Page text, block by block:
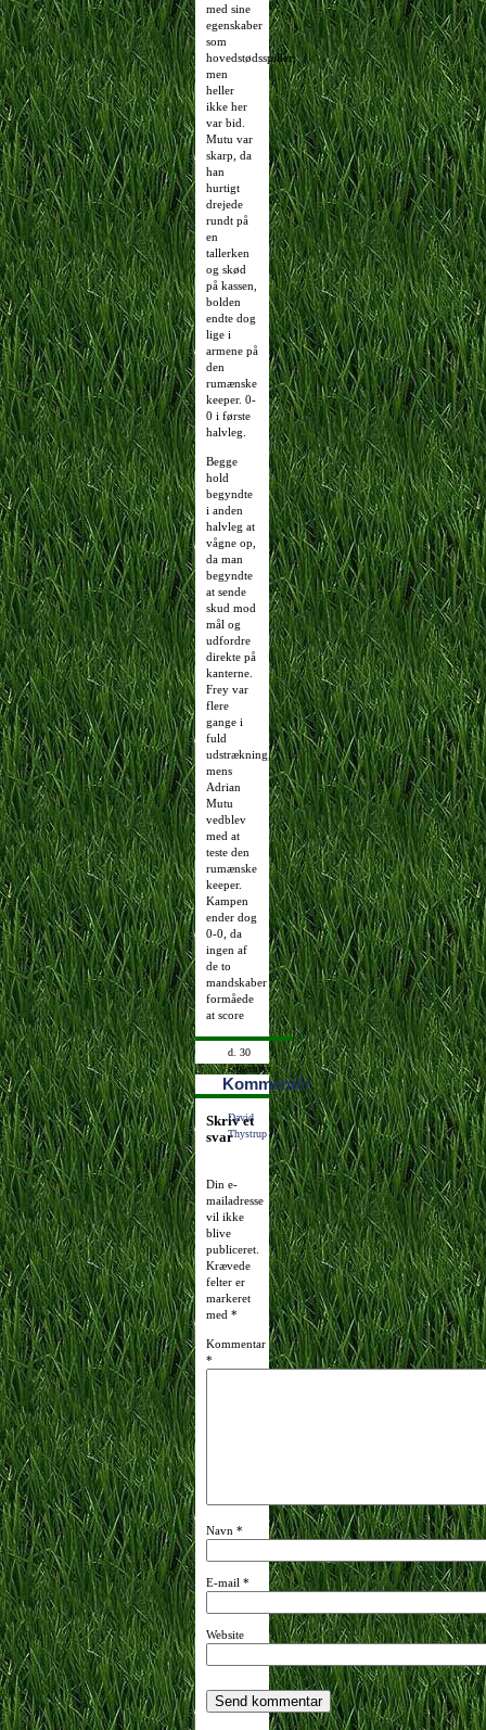
med sine
egenskaber
som
hovedstødsspiller,
men
heller
ikke her
var bid.
Mutu var
skarp, da
han
hurtigt
drejede
rundt på
en
tallerken
og skød
på kassen,
bolden
endte dog
lige i
armene på
den
rumænske
keeper. 0-
0 i første
halvleg.
Begge
hold
begyndte
i anden
halvleg at
vågne op,
da man
begyndte
at sende
skud mod
mål og
udfordre
direkte på
kanterne.
Frey var
flere
gange i
fuld
udstrækning,
mens
Adrian
Mutu
vedblev
med at
teste den
rumænske
keeper.
Kampen
ender dog
0-0, da
ingen af
de to
mandskaber
formåede
at score
d. 30
september
2008
20:40:54
David
Thystrup
Kommentér
Skriv et
svar
Din e-
mailadresse
vil ikke
blive
publiceret.
Krævede
felter er
markeret
med *
Kommentar
*
Navn *
E-mail *
Website